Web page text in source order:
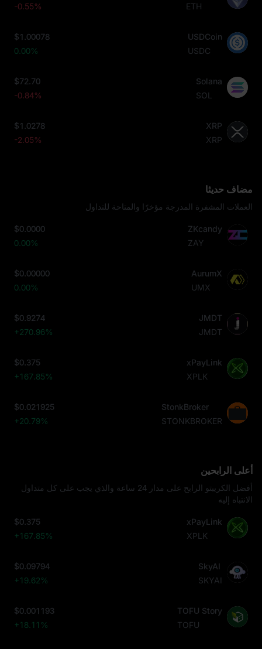
ETH
-0.55%
USDCoin
USDC
$1.00078
0.00%
Solana
SOL
$72.70
-0.84%
XRP
XRP
$1.0278
-2.05%
مضاف حديثا
العملات المشفرة المدرجة مؤخرًا والمتاحة للتداول
ZKcandy
ZAY
$0.0000
0.00%
AurumX
UMX
$0.00000
0.00%
JMDT
JMDT
$0.9274
+270.96%
xPayLink
XPLK
$0.375
+167.85%
StonkBroker
STONKBROKER
$0.021925
+20.79%
أعلى الرابحين
أفضل الكريبتو الرابح على مدار 24 ساعة والذي يجب على كل متداول
الانتباه إليه
xPayLink
XPLK
$0.375
+167.85%
SkyAI
SKYAI
$0.09794
+19.62%
TOFU Story
TOFU
$0.001193
+18.11%